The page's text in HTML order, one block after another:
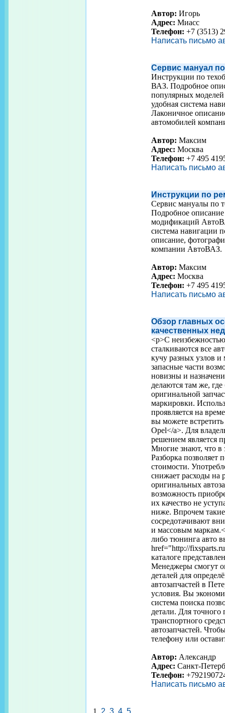
Автор: Игорь
Адрес: Миасс
Телефон: +7 (3513)
Написать письмо
Сервис мануал
Инструкции по
ВАЗ. Подробное
популярных
удобная система
Лаконичное
автомобилей
Автор: Максим
Адрес: Москва
Телефон: +7 495
Написать письмо
Инструкции по
Сервис мануалы по
Подробное
модификаций
система навигации
описание,
компании АвтоВАЗ.
Автор: Максим
Адрес: Москва
Телефон: +7 495
Написать письмо
Обзор главных
качественных
<p>С
сталкиваются все
кучу разных узлов и
запасные части
новизны и
делаются там же,
оригинальной
маркировки.
проявляется на
вы можете
Opel</a>. Для
решением является
Многие знают, что в
Разборка позволяет
стоимости.
снижает расходы на
оригинальных
возможность
их качество не
ниже. Впрочем
сосредотачивают
и массовым
либо тюнинга авто
href="http://
каталоге
Менеджеры смогут
деталей для
автозапчастей в
условия. Вы
система поиска
детали. Для точного
транспортного
автозапчастей.
телефону или
Автор: Александр
Адрес: Санкт-
Телефон:
Написать письмо
1 2 3 4 5